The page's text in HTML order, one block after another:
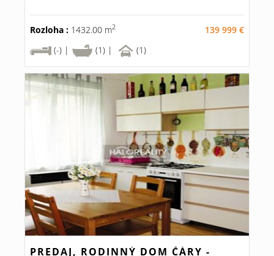
Rozloha : 1432.00 m2
139 999 €
(-) |
(1) | (1)
PREDAJ, RODINNÝ DOM ČÁRY -